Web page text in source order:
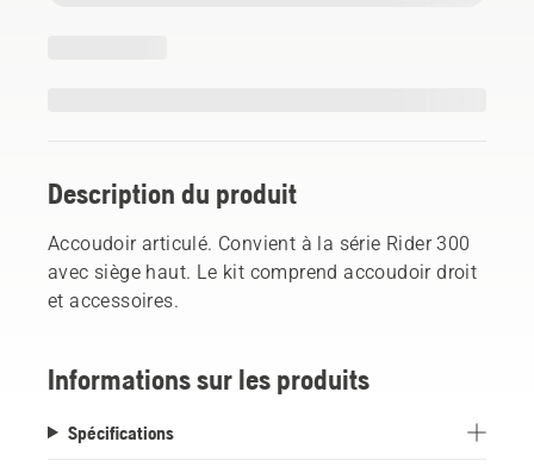
Description du produit
Accoudoir articulé. Convient à la série Rider 300
avec siège haut. Le kit comprend accoudoir droit
et accessoires.
Informations sur les produits
Spécifications